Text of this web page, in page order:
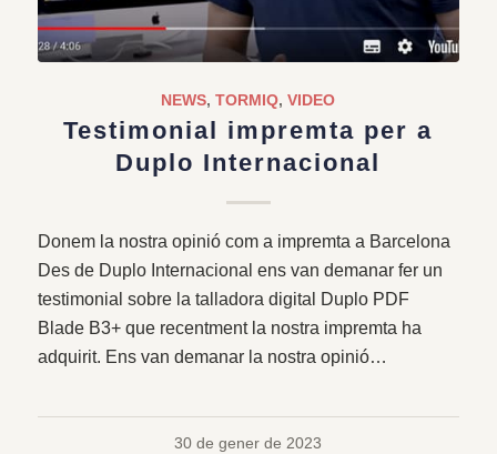
NEWS,TORMIQ,VIDEO
Testimonial impremta per a
Duplo Internacional
Donem la nostra opinió com a impremta a Barcelona
Des de Duplo Internacional ens van demanar fer un
testimonial sobre la talladora digital Duplo PDF
Blade B3+ que recentment la nostra impremta ha
adquirit. Ens van demanar la nostra opinió…
30 de gener de 2023